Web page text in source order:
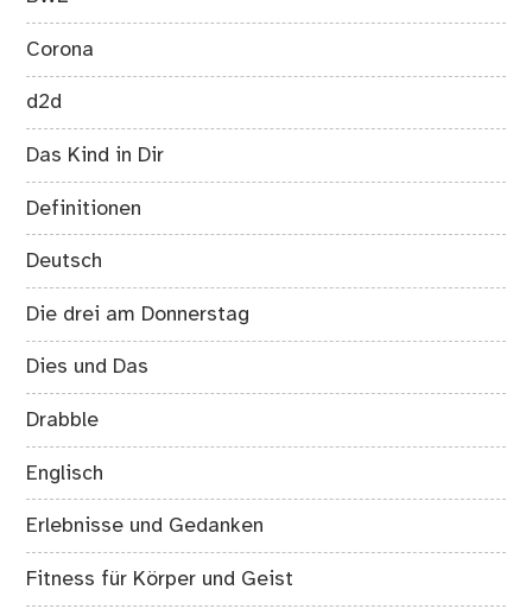
Corona
d2d
Das Kind in Dir
Definitionen
Deutsch
Die drei am Donnerstag
Dies und Das
Drabble
Englisch
Erlebnisse und Gedanken
Fitness für Körper und Geist